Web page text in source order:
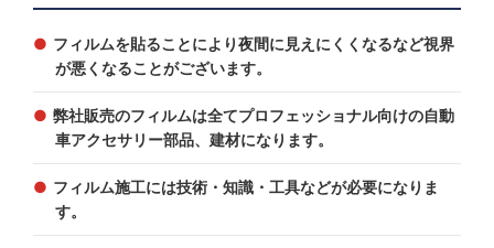
フィルムを貼ることにより夜間に見えにくくなるなど視界
が悪くなることがございます。
弊社販売のフィルムは全てプロフェッショナル向けの自動
車アクセサリー部品、建材になります。
フィルム施工には技術・知識・工具などが必要になりま
す。